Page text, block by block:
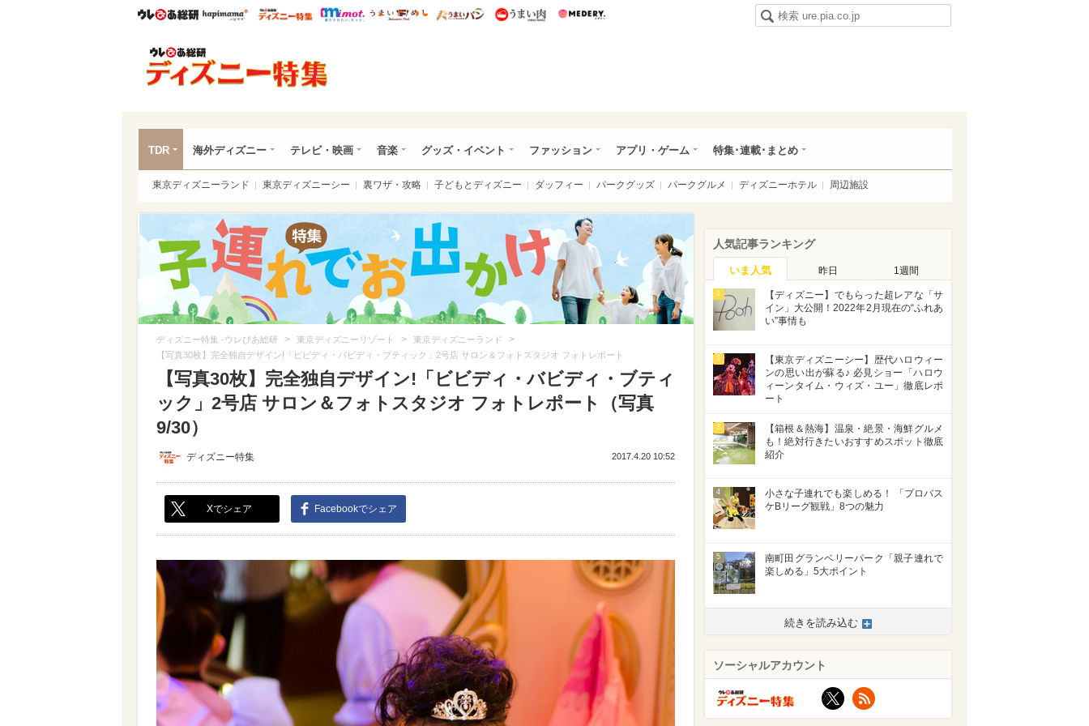
ウレぴあ総研ハピママ* ウレぴあ総研 ディズニー特集
mimot. うまいめし うまいパン うまい肉
TDR 海外ディズニー テレビ・映画 音楽 グッズ・イベント ファッション アプリ・ゲーム 特集･連載･まとめ
東京ディズニーランド 東京ディズニーシー 裏ワザ・攻略 子どもとディズニー ダッフィー パークグッズ パークグルメ ディズニーホテル 周辺施設
ディズニー特集 -ウレぴあ総研 > 東京ディズニーリゾート > 東京ディズニーランド >
【写真30枚】完全独自デザイン!「ビビディ・バビディ・ブティック」2号店 サロン＆フォトスタジオ フォトレポート
【写真30枚】完全独自デザイン!「ビビディ・バビディ・ブティ
ック」2号店 サロン＆フォトスタジオ フォトレポート（写真
9/30）
ディズニー特集 2017.4.20 10:52
Xでシェア Facebookでシェア
人気記事ランキング
いま人気 昨日 1週間
1
【ディズニー】でもらった超レアな「サ
イン」大公開！2022年2月現在の“ふれあ
い”事情も
2
【東京ディズニーシー】歴代ハロウィー
ンの思い出が蘇る♪ 必見ショー「ハロウ
ィーンタイム・ウィズ・ユー」徹底レポ
ート
3
【箱根＆熱海】温泉・絶景・海鮮グルメ
も！絶対行きたいおすすめスポット徹底
紹介
4
小さな子連れでも楽しめる！ 「プロバス
ケBリーグ観戦」8つの魅力
5
南町田グランベリーパーク「親子連れで
楽しめる」5大ポイント
続きを読み込む
ソーシャルアカウント
X